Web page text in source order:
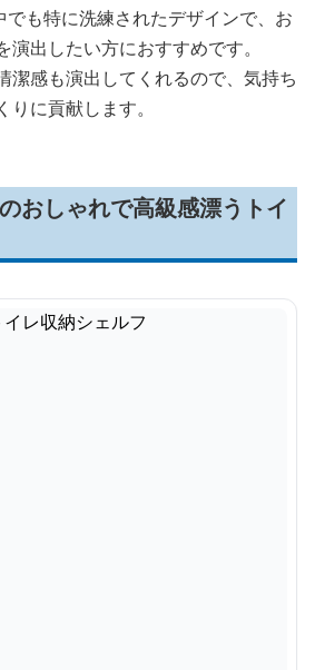
も特に洗練されたデザインで、お
演出したい方におすすめです。
潔感も演出してくれるので、気持ち
に貢献します。
おしゃれで高級感漂うトイ